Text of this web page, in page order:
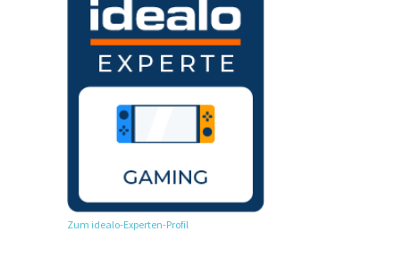
Zum idealo-Experten-Profil